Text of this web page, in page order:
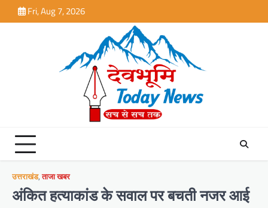
to
Fri, Aug 7, 2026
उत्तराखंड,ताजा खबर
अंकित हत्याकांड के सवाल पर बचती नजर आई